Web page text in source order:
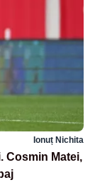
Ionuț Nichita
Cosmin Matei,